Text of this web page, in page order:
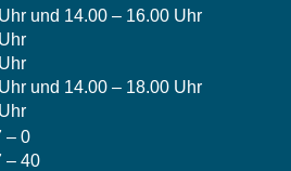
und 14.00 – 16.00 Uhr
und 14.00 – 18.00 Uhr
– 0
– 40